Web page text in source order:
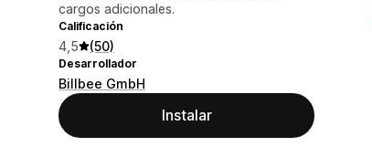
cargos adicionales.
Calificación
4,5 (50)
Desarrollador
Billbee GmbH
Instalar